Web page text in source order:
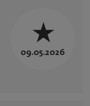
09.05.2026